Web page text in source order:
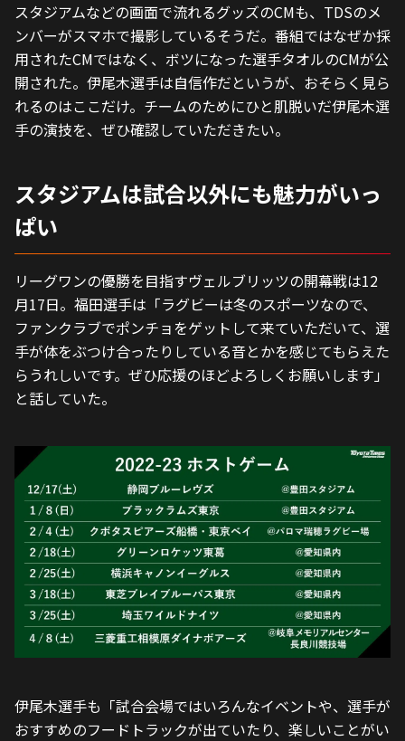
スタジアムなどの画面で流れるグッズのCMも、TDSのメ
ンバーがスマホで撮影しているそうだ。番組ではなぜか採
用されたCMではなく、ボツになった選手タオルのCMが公
開された。伊尾木選手は自信作だというが、おそらく見ら
れるのはここだけ。チームのためにひと肌脱いだ伊尾木選
手の演技を、ぜひ確認していただきたい。
スタジアムは試合以外にも魅力がいっ
ぱい
リーグワンの優勝を目指すヴェルブリッツの開幕戦は12
月17日。福田選手は「ラグビーは冬のスポーツなので、
ファンクラブでポンチョをゲットして来ていただいて、選
手が体をぶつけ合ったりしている音とかを感じてもらえた
らうれしいです。ぜひ応援のほどよろしくお願いします」
と話していた。
伊尾木選手も「試合会場ではいろんなイベントや、選手が
おすすめのフードトラックが出ていたり、楽しいことがい